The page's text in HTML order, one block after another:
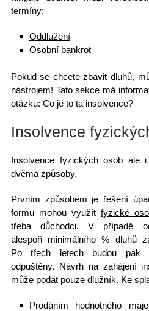
termíny:
Oddlužení
Osobní bankrot
Pokud se chcetezbavit dluhů,
nástrojem! Tato sekce má
otázku: Co je to ta insolvence?
Insolvence
Insolvence fyzických osob ale
dvěma způsoby.
Prvním způsobem je řešení
formu mohou využítfyzické
třeba důchodci. V případě
alespoň minimálního % dluhů
Po třech letech budou pak
odpuštěny. Návrh na zahájení
může podat pouze dlužník. Ke
Prodáním hodnotného